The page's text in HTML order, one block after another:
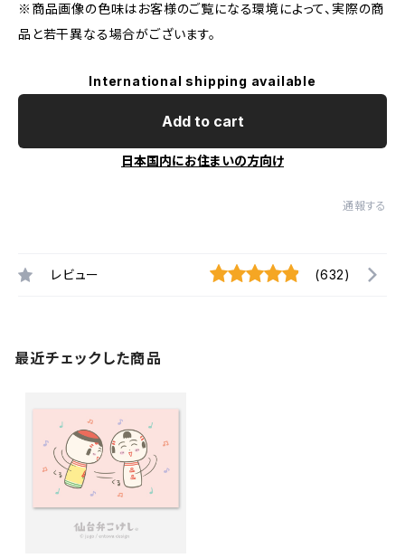
※商品画像の色味はお客様のご覧になる環境によって、実際の商
品と若干異なる場合がございます。
International shipping available
Add to cart
日本国内にお住まいの方向け
通報する
レビュー (632)
最近チェックした商品